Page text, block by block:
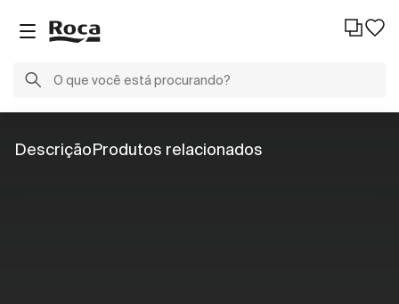
DescriçãoProdutos relacionados